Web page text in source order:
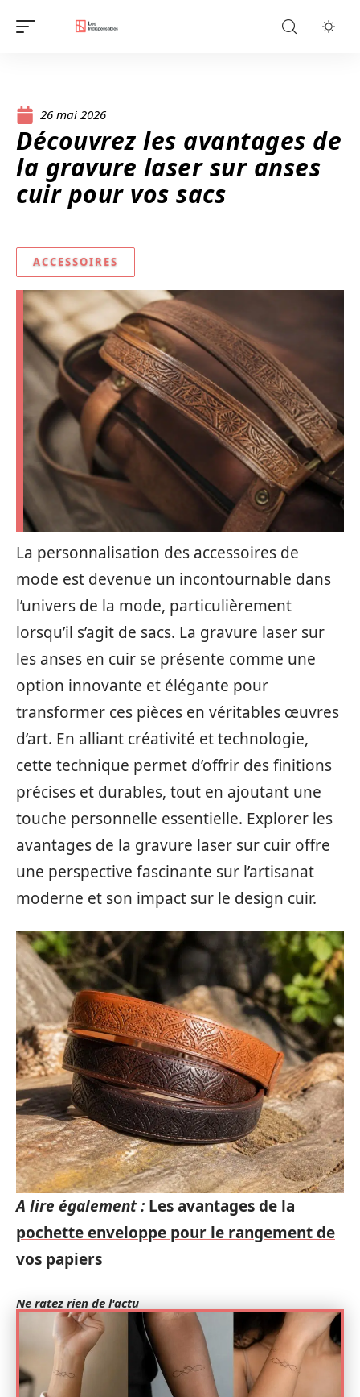
26 mai 2026
Découvrez les avantages de
la gravure laser sur anses
cuir pour vos sacs
ACCESSOIRES
La personnalisation des accessoires de
mode est devenue un incontournable dans
l’univers de la mode, particulièrement
lorsqu’il s’agit de sacs. La gravure laser sur
les anses en cuir se présente comme une
option innovante et élégante pour
transformer ces pièces en véritables œuvres
d’art. En alliant créativité et technologie,
cette technique permet d’offrir des finitions
précises et durables, tout en ajoutant une
touche personnelle essentielle. Explorer les
avantages de la gravure laser sur cuir offre
une perspective fascinante sur l’artisanat
moderne et son impact sur le design cuir.
A lire également : Les avantages de la
pochette enveloppe pour le rangement de
vos papiers
Ne ratez rien de l'actu